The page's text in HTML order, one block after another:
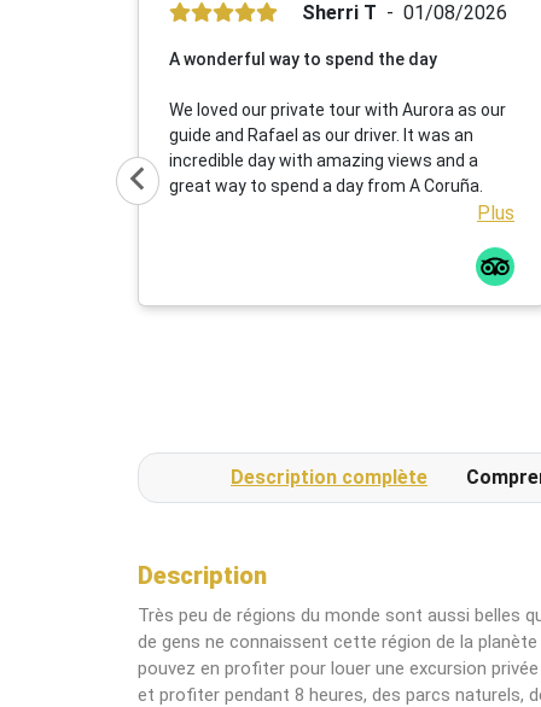
Sherri T 01/08/2026
A wonderful way to spend the day
We loved our private tour with Aurora as our
guide and Rafael as our driver. It was an
incredible day with amazing views and a
great way to spend a day from A Coruña.
Plus
Description complète
Description
Très peu de régions du monde sont aussi belles
de gens ne connaissent cette région de la
pouvez en profiter pour louer une excursion
et profiter pendant 8 heures, des parcs naturels,